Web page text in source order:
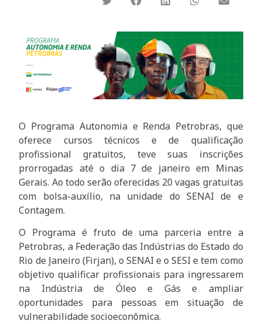
O Programa Autonomia e Renda Petrobras, que
oferece cursos técnicos e de qualificação
profissional gratuitos, teve suas inscrições
prorrogadas até o dia 7 de janeiro em Minas
Gerais. Ao todo serão oferecidas 20 vagas gratuitas
com bolsa-auxílio, na unidade do SENAI de e
Contagem.
O Programa é fruto de uma parceria entre a
Petrobras, a Federação das Indústrias do Estado do
Rio de Janeiro (Firjan), o SENAI e o SESI e tem como
objetivo qualificar profissionais para ingressarem
na Indústria de Óleo e Gás e ampliar
oportunidades para pessoas em situação de
vulnerabilidade socioeconômica.